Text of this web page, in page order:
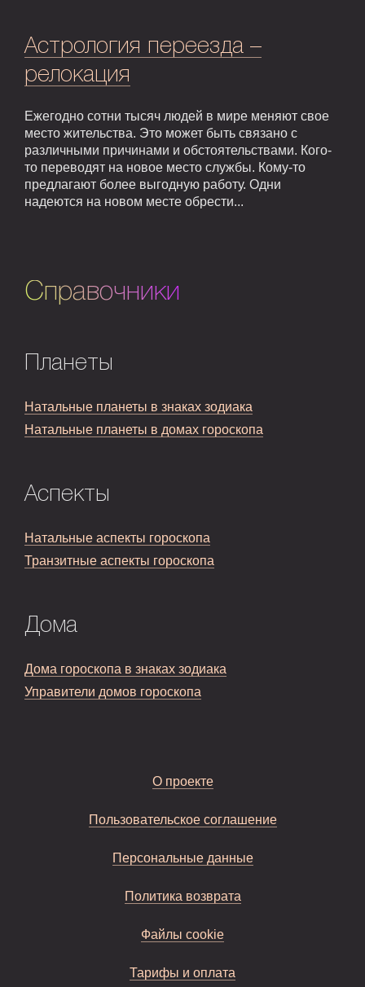
Астрология переезда –
релокация
Ежегодно сотни тысяч людей в мире меняют свое
место жительства. Это может быть связано с
различными причинами и обстоятельствами. Кого-
то переводят на новое место службы. Кому-то
предлагают более выгодную работу. Одни
надеются на новом месте обрести...
Справочники
Планеты
Натальные планеты в знаках зодиака
Натальные планеты в домах гороскопа
Аспекты
Натальные аспекты гороскопа
Транзитные аспекты гороскопа
Дома
Дома гороскопа в знаках зодиака
Управители домов гороскопа
О проекте
Пользовательское соглашение
Персональные данные
Политика возврата
Файлы cookie
Тарифы и оплата